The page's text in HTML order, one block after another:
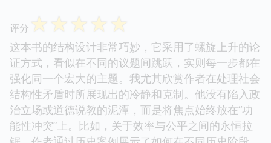
评分 ☆☆☆☆☆
这本书的结构设计非常巧妙，它采用了螺旋上升的论
证方式，看似在不同的议题间跳跃，实则每一步都在
强化同一个宏大的主题。我尤其欣赏作者在处理社会
结构性矛盾时所展现出的冷静和克制。他没有陷入政
治立场或道德说教的泥潭，而是将焦点始终放在“功
能性冲突”上。比如，关于效率与公平之间的永恒拉